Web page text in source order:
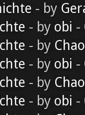
- by
- by obi -
- by
- by obi -
- by
- by obi -